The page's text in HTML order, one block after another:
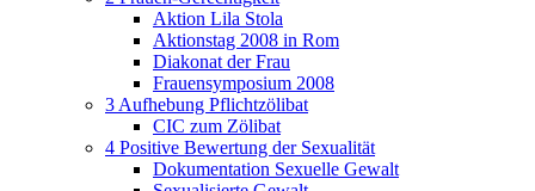
Aktion Lila Stola
Aktionstag 2008 in Rom
Diakonat der Frau
Frauensymposium 2008
3 Aufhebung Pflichtzölibat
CIC zum Zölibat
4 Positive Bewertung der Sexualität
Dokumentation Sexuelle Gewalt